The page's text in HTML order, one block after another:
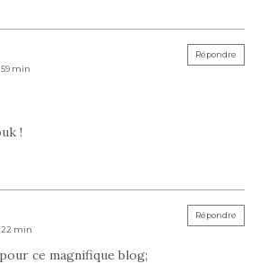
59 min
!
Répondre
22 min
ce magnifique blog;
Répondre